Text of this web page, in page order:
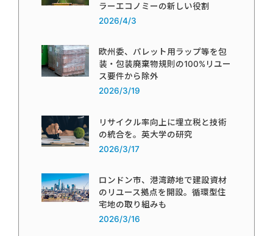
ラーエコノミーの新しい役割
2026/4/3
欧州委、パレット用ラップ等を包
装・包装廃棄物規則の100%リユー
ス要件から除外
2026/3/19
リサイクル率向上に埋立税と技術
の統合を。英大学の研究
2026/3/17
ロンドン市、港湾跡地で建設資材
のリユース拠点を開設。循環型住
宅地の取り組みも
2026/3/16